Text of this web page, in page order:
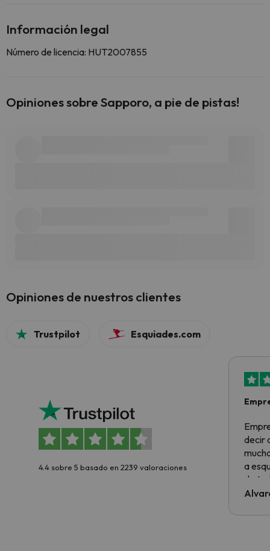
Información legal
Número de licencia: HUT2007855
Opiniones sobre Sapporo, a pie de pistas!
Opiniones de nuestros clientes
Trustpilot Esquiades.com
4.4 sobre 5 basado en 2239 valoraciones
decir
a
de
al
culpa